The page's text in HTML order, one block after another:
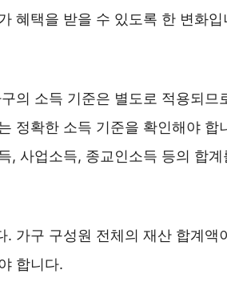
혜택을 받을 수 있도록 한 변화입
의 소득 기준은 별도로 적용되므
정확한 소득 기준을 확인해야 합
, 사업소득, 종교인소득 등의 합계
. 가구 구성원 전체의 재산 합계액
합니다.